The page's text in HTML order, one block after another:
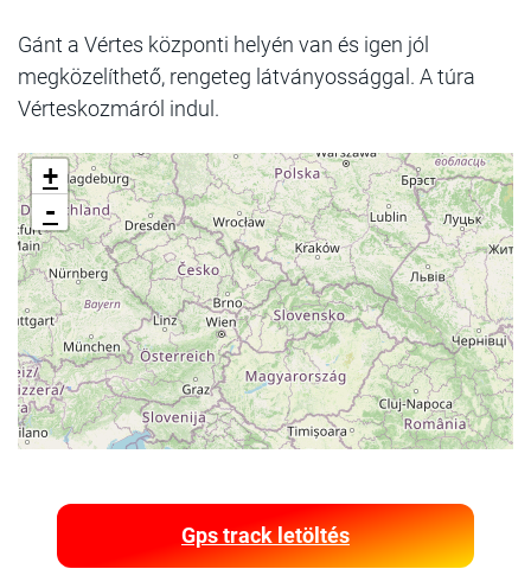
Gánt a Vértes központi helyén van és igen jól
megközelíthető, rengeteg látványossággal. A túra
Vérteskozmáról indul.
+
-
Gps track letöltés